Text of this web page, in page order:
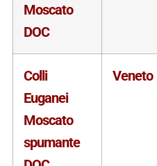
Moscato
DOC
Colli
Euganei
Moscato
spumante
Veneto